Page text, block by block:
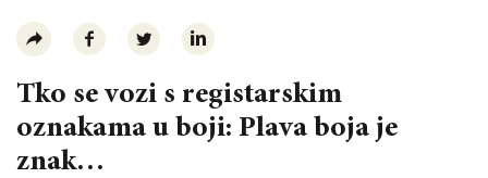
Tko se vozi s registarskim
oznakama u boji: Plava boja je
znak…